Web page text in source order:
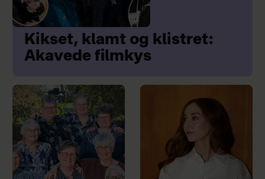
Kikset, klamt og klistret:
Akavede filmkys